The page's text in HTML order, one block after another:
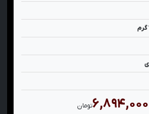
۶,۸۹۴,۰۰۰تومان